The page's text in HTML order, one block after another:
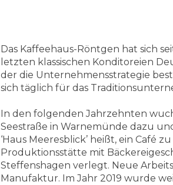
Das Kaffeehaus-Röntgen hat sich
letzten klassischen Konditoreien
der die Unternehmensstrategie
sich täglich für das
In den folgenden Jahrzehnten
Seestraße in Warnemünde dazu
‘Haus Meeresblick’ heißt, ein Café
Produktionsstätte mit
Steffenshagen verlegt. Neue
Manufaktur. Im Jahr 2019 wurde